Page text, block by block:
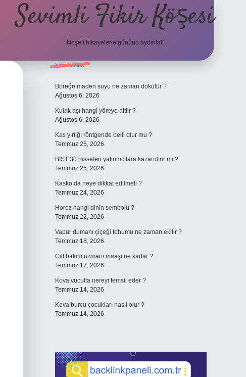
Sevimli Fikir Köşesi
Neşeli hikayelerle gününü aydınlat!
Sidebar
Son Yazılar
Böreğe maden suyu ne zaman dökülür ?
Ağustos 6, 2026
Kulak aşı hangi yöreye aittir ?
Ağustos 6, 2026
Kas yırtığı röntgende belli olur mu ?
Temmuz 25, 2026
BIST 30 hisseleri yatırımcılara kazandırır mı ?
Temmuz 25, 2026
Kasko’da neye dikkat edilmeli ?
Temmuz 24, 2026
Horoz hangi dinin sembolü ?
Temmuz 22, 2026
Vapur dumanı çiçeği tohumu ne zaman ekilir ?
Temmuz 18, 2026
Cilt bakım uzmanı maaşı ne kadar ?
Temmuz 17, 2026
Kova vücutta nereyi temsil eder ?
Temmuz 14, 2026
Kova burcu çocukları nasıl olur ?
Temmuz 14, 2026